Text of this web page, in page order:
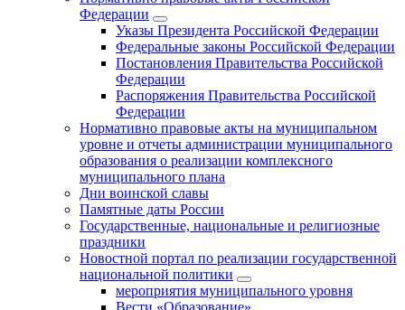
Федерации
Указы Президента Российской Федерации
Федеральные законы Российской Федерации
Постановления Правительства Российской
Федерации
Распоряжения Правительства Российской
Федерации
Нормативно правовые акты на муниципальном
уровне и отчеты администрации муниципального
образования о реализации комплексного
муниципального плана
Дни воинской славы
Памятные даты России
Государственные, национальные и религиозные
праздники
Новостной портал по реализации государственной
национальной политики
мероприятия муниципального уровня
Вести «Образование»